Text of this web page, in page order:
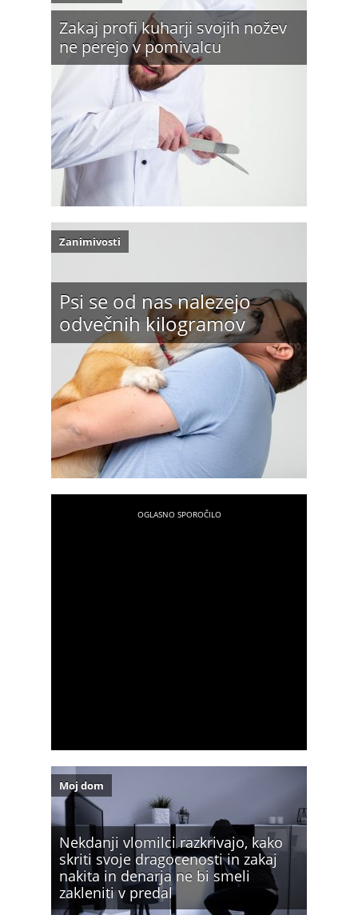
Zakaj profi kuharji svojih nožev
ne perejo v pomivalcu
Psi se od nas nalezejo
odvečnih kilogramov
Zanimivosti
Nekdanji vlomilci razkrivajo, kako
skriti svoje dragocenosti in zakaj
nakita in denarja ne bi smeli
zakleniti v predal
Moj dom